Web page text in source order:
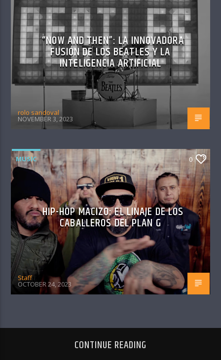
“NOW AND THEN”: LA INNOVADORA
FUSIÓN DE LOS BEATLES Y LA
INTELIGENCIA ARTIFICIAL
rolo sandoval
NOVEMBER 3, 2023
MUSIC 0
HIP-HOP MACIZO: EL LINAJE DE LOS
CABALLEROS DEL PLAN G
Staff
OCTOBER 24, 2023
CONTINUE READING